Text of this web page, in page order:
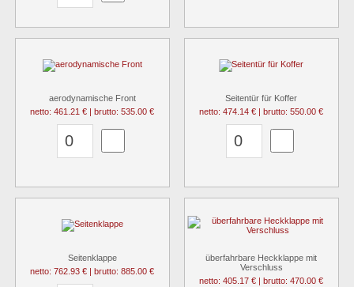
aerodynamische Front
netto: 461.21 € | brutto: 535.00 €
Seitentür für Koffer
netto: 474.14 € | brutto: 550.00 €
Seitenklappe
netto: 762.93 € | brutto: 885.00 €
überfahrbare Heckklappe mit
Verschluss
netto: 405.17 € | brutto: 470.00 €